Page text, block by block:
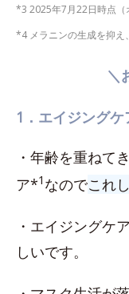
*3 2025年7月22日時点（
*4 メラニンの生成を抑え
＼
1．エイジング
・年齢を重ねて
ア*1 なのでこれ
・エイジングケ
しいです。